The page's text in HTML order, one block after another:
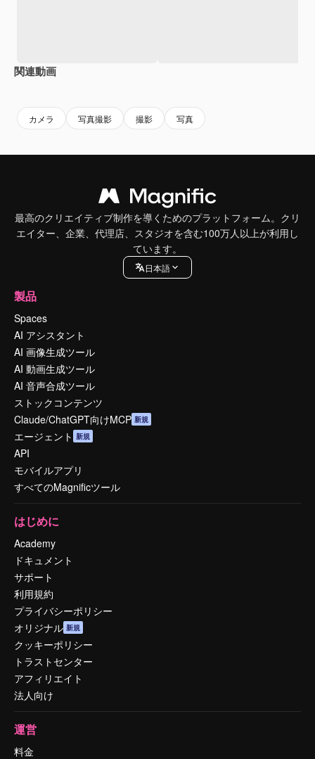
関連動画
カメラ 写真撮影 撮影 写真
最高のクリエイティブ制作を導くためのプラットフォーム。クリ
エイター、企業、代理店、スタジオを含む100万人以上が利用し
ています。
日本語
製品
Spaces
AI アシスタント
AI 画像生成ツール
AI 動画生成ツール
AI 音声合成ツール
ストックコンテンツ
Claude/ChatGPT向けMCP 新規
エージェント 新規
API
モバイルアプリ
すべてのMagnificツール
はじめに
Academy
ドキュメント
サポート
利用規約
プライバシーポリシー
オリジナル 新規
クッキーポリシー
トラストセンター
アフィリエイト
法人向け
運営
料金